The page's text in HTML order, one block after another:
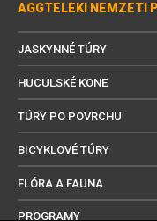
AGGTELEKI NEMZETI
JASKYNNÉ TÚRY
HUCULSKÉ KONE
TÚRY PO POVRCHU
BICYKLOVÉ TÚRY
FLÓRA A FAUNA
PROGRAMY